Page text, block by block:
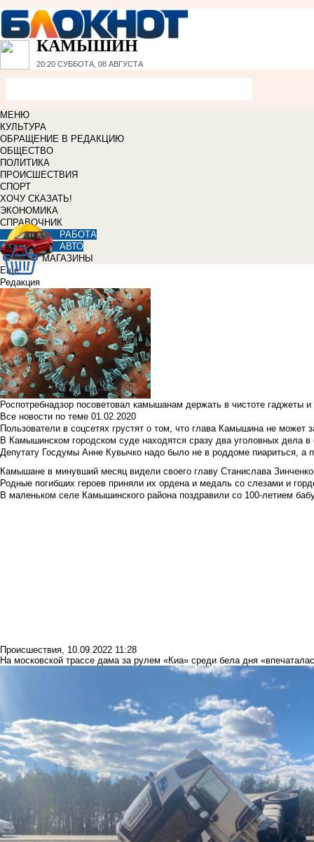
КАМЫШИН
20:20 СУББОТА, 08 АВГУСТА
МЕНЮ
КУЛЬТУРА
ОБРАЩЕНИЕ В РЕДАКЦИЮ
ОБЩЕСТВО
ПОЛИТИКА
ПРОИСШЕСТВИЯ
СПОРТ
ХОЧУ СКАЗАТЬ!
ЭКОНОМИКА
СПРАВОЧНИК
РАБОТА
АВТО
МАГАЗИНЫ
Еще
Редакция
Роспотребнадзор посоветовал камышанам держать в чистоте гаджеты
Все новости по теме 01.02.2020
Пользователи в соцсетях грустят о том, что глава Камышина не может
В Камышинском городском суде находятся сразу два уголовных дела
Депутату Госдумы Анне Кувычко надо было не в роддоме пиариться, а
Камышане в минувший месяц видели своего главу Станислава Зинченко
Родные погибших героев приняли их ордена и медаль со слезами и
В маленьком селе Камышинского района поздравили со 100-летием
Происшествия, 10.09.2022 11:28
На московской трассе дама за рулем «Киа» среди бела дня